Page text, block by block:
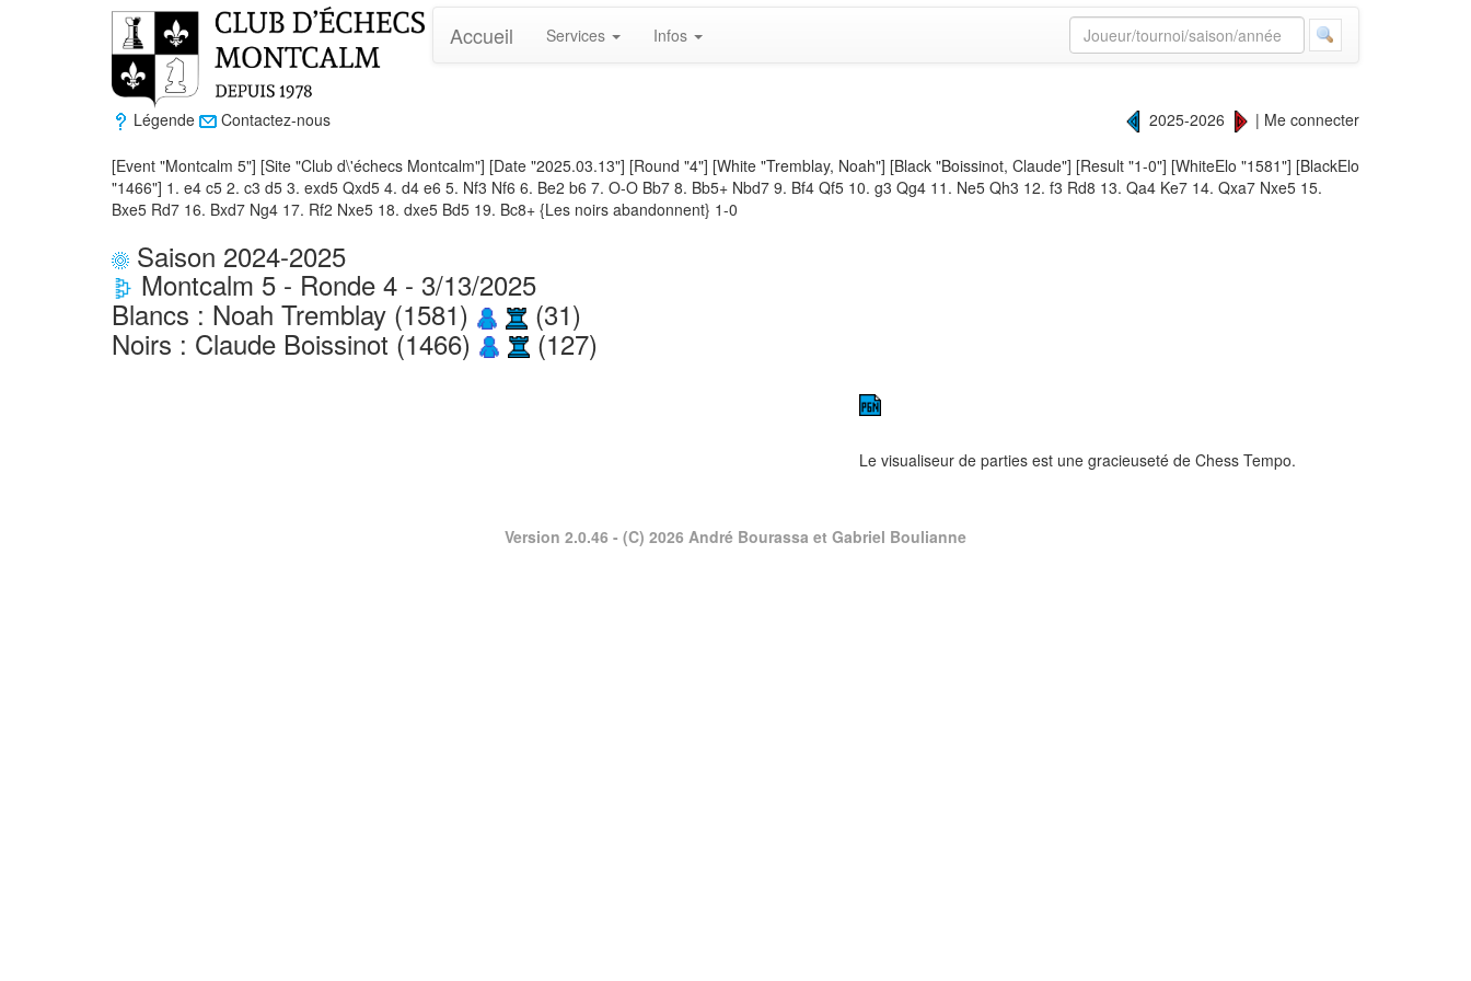
Accueil Services Infos
Légende Contactez-nous 2025-2026 | Me connecter
[Event "Montcalm 5"] [Site "Club d\'échecs Montcalm"] [Date "2025.03.13"] [Round "4"] [White "Tremblay, Noah"] [Black "Boissinot, Claude"] [Result "1-0"] [WhiteElo "1581"] [BlackElo
"1466"] 1. e4 c5 2. c3 d5 3. exd5 Qxd5 4. d4 e6 5. Nf3 Nf6 6. Be2 b6 7. O-O Bb7 8. Bb5+ Nbd7 9. Bf4 Qf5 10. g3 Qg4 11. Ne5 Qh3 12. f3 Rd8 13. Qa4 Ke7 14. Qxa7 Nxe5 15.
Bxe5 Rd7 16. Bxd7 Ng4 17. Rf2 Nxe5 18. dxe5 Bd5 19. Bc8+ {Les noirs abandonnent} 1-0
Saison 2024-2025
Montcalm 5 - Ronde 4 - 3/13/2025
Blancs : Noah Tremblay (1581) (31)
Noirs : Claude Boissinot (1466) (127)
Le visualiseur de parties est une gracieuseté de Chess Tempo.
Version 2.0.46 - (C) 2026 André Bourassa et Gabriel Boulianne